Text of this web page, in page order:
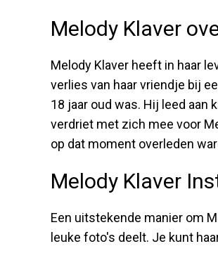
Melody Klaver
Melody Klaver heeft in haar
verlies van haar vriendje bij
18 jaar oud was. Hij leed aan
verdriet met zich mee voor
op dat moment overleden
Melody Klaver
Een uitstekende manier om
leuke foto's deelt. Je kunt